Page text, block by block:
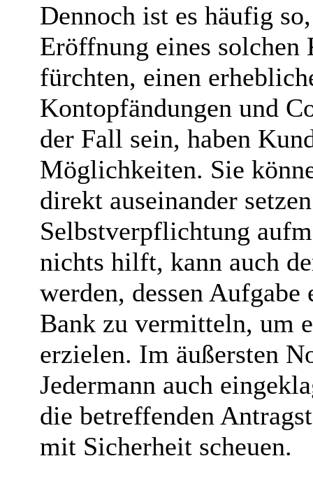
Dennoch ist es häufig
Eröffnung eines
fürchten, einen
Kontopfändungen und
der Fall sein, haben
Möglichkeiten. Sie
direkt auseinander
Selbstverpflichtung
nichts hilft, kann auch
werden, dessen
Bank zu vermitteln, um
erzielen. Im äußersten
Jedermann auch
die betreffenden
mit Sicherheit scheuen.